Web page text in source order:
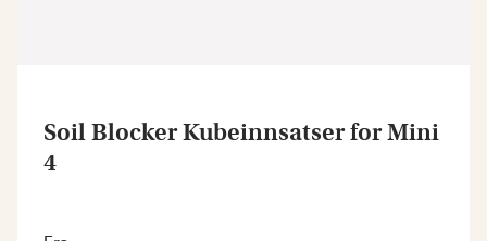
Soil Blocker Kubeinnsatser for Mini
4